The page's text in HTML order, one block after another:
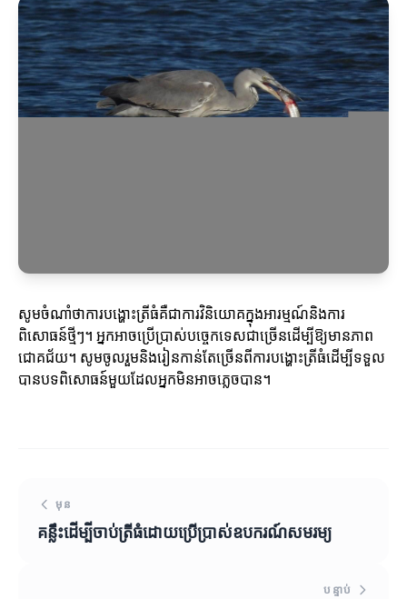
សូមចំណាំថាការបង្ហោះត្រីធំគឺជាការវិនិយោគក្នុងអារម្មណ៍និងការ
ពិសោធន៍ថ្មីៗ។ អ្នកអាចប្រើប្រាស់បច្ចេកទេសជាច្រើនដើម្បីឱ្យមានភាព
ជោគជ័យ។ សូមចូលរួមនិងរៀនកាន់តែច្រើនពីការបង្ហោះត្រីធំដើម្បីទទួល
បានបទពិសោធន៍មួយដែលអ្នកមិនអាចភ្លេចបាន។
មុន
គន្លឹះដើម្បីចាប់ត្រីធំដោយប្រើប្រាស់ឧបករណ៍សមរម្យ
បន្ទាប់